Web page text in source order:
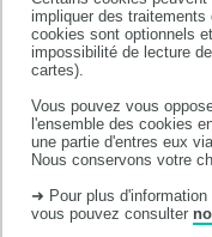
impliquer des
cookies sont optionnels
impossibilité de lecture
cartes).
Vous pouvez vous
l'ensemble des cookies
une partie d'entres eux
Nous conservons votre
➜ Pour plus
vous pouvez consulter
Faculté de santé
133 route de
31062 TOULOUSE
Tél: +33 (0)5 62 88 90